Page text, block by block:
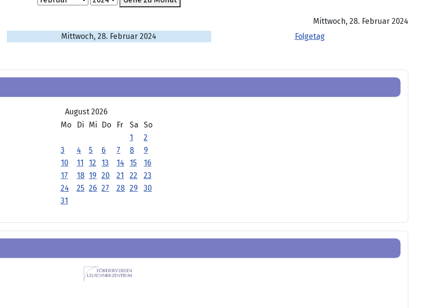
Mittwoch, 28. Februar 2024
Mittwoch, 28. Februar 2024
Folgetag
August 2026
Mo
Di Mi Do Fr Sa
So
1
2
3
4 5 6 7 8
9
10
11 12 13 14 15
16
17
18 19 20 21 22
23
24
25 26 27 28 29
30
31